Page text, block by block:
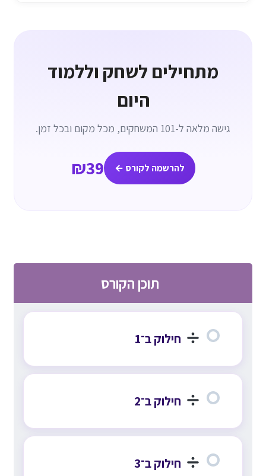
מתחילים לשחק וללמוד
היום
גישה מלאה ל-101 המשחקים, מכל מקום ובכל זמן.
להרשמה לקורס ← ₪39
תוכן הקורס
חילוק ב־1
חילוק ב־2
חילוק ב־3